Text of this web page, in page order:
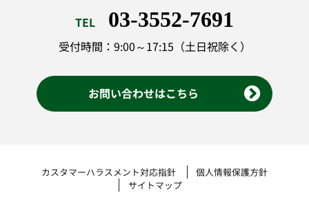
TEL 03-3552-7691
受付時間：9:00～17:15（土日祝除く）
お問い合わせはこちら
カスタマーハラスメント対応指針
個人情報保護方針
サイトマップ